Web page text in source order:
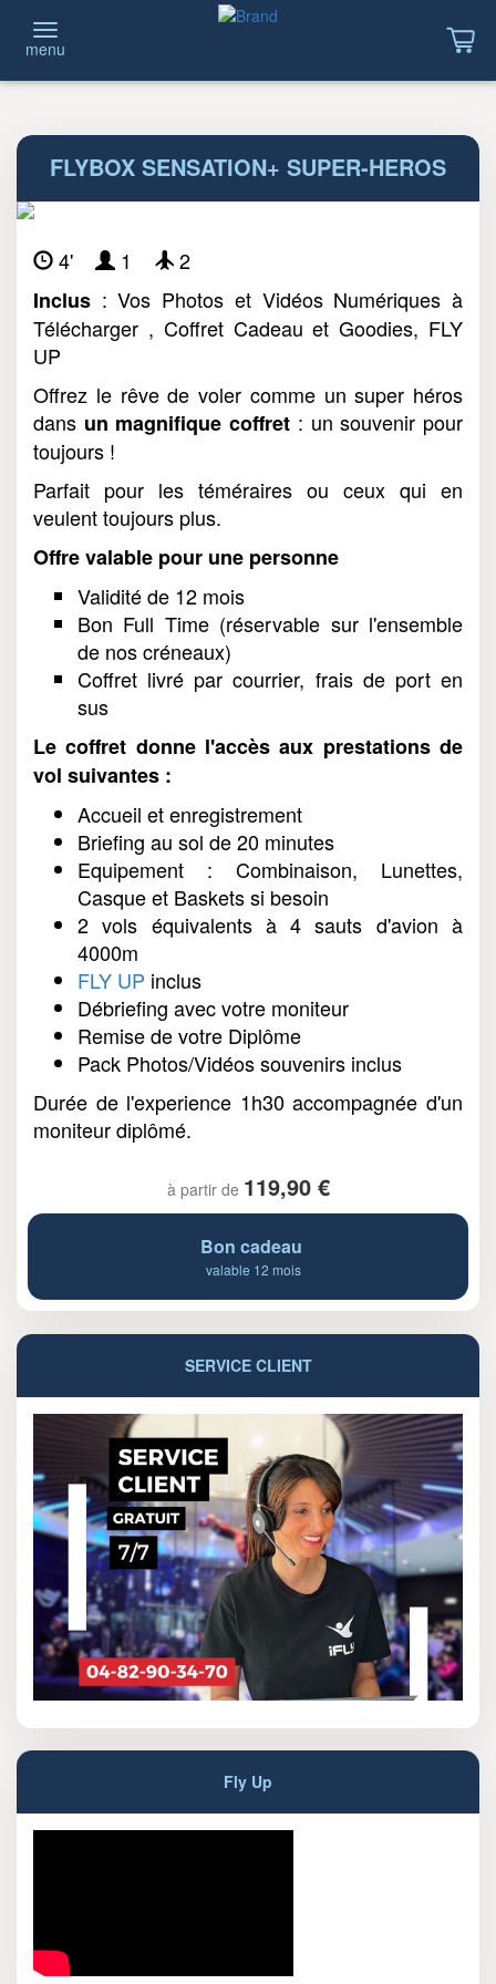
menu
FLYBOX SENSATION+ SUPER-HEROS
4' 1
2
Inclus : Vos Photos et Vidéos Numériques à
Télécharger , Coffret Cadeau et Goodies, FLY
UP
Offrez le rêve de voler comme un super héros
dans un magnifique coffret : un souvenir pour
toujours !
Parfait pour les téméraires ou ceux qui en
veulent toujours plus.
Offre valable pour une personne
Validité de 12 mois
Bon Full Time (réservable sur l'ensemble
de nos créneaux)
Coffret livré par courrier, frais de port en
sus
Le coffret donne l'accès aux prestations de
vol suivantes :
Accueil et enregistrement
Briefing au sol de 20 minutes
Equipement : Combinaison, Lunettes,
Casque et Baskets si besoin
2 vols équivalents à 4 sauts d'avion à
4000m
FLY UP inclus
Débriefing avec votre moniteur
Remise de votre Diplôme
Pack Photos/Vidéos souvenirs inclus
Durée de l'experience 1h30 accompagnée d'un
moniteur diplômé.
à partir de 119,90 €
Bon cadeau
valable 12 mois
SERVICE CLIENT
Fly Up